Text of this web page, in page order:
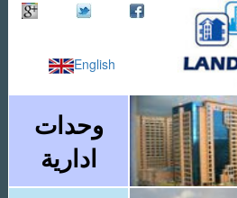
English
وحدات
ادارية